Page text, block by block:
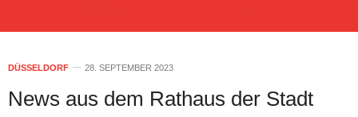
DÜSSELDORF 28. SEPTEMBER 2023
News aus dem Rathaus der Stadt